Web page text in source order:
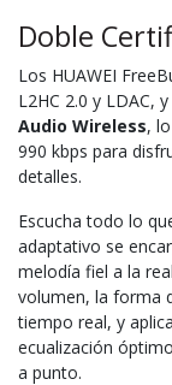
Doble
Los HUAWEI
L2HC 2.0 y LDAC,
Audio Wireless,
990 kbps para
detalles.
Escucha todo lo
adaptativo se
melodía fiel a la
volumen, la forma
tiempo real, y
ecualización
a punto.